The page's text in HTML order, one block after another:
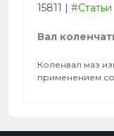
15811 | #Статьи
Вал
Коленвал маз
применением